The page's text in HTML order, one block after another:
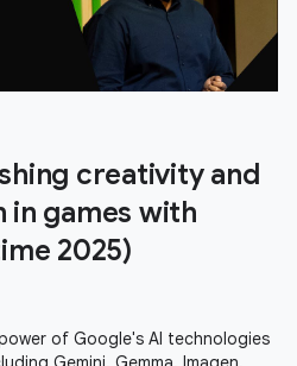
creativity and
in games with
2025)
of Google's AI technologies